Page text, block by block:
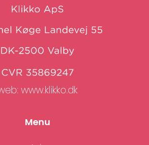
www.klikko.dk
Menu